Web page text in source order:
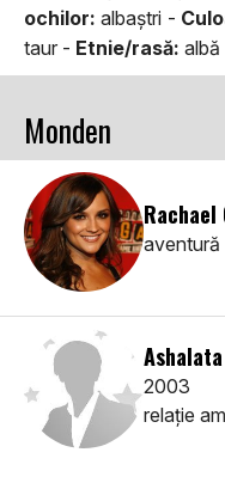
ochilor: albaştri -
taur - Etnie/rasă: albă
Monden
aventură
2003
relaţie